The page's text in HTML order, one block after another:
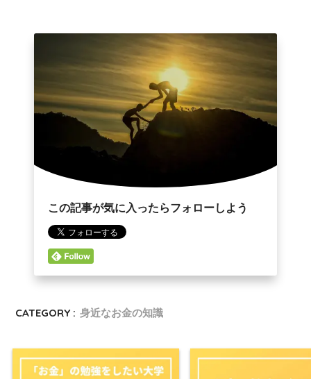
この記事が気に入ったらフォローしよう
CATEGORY : 身近なお金の知識